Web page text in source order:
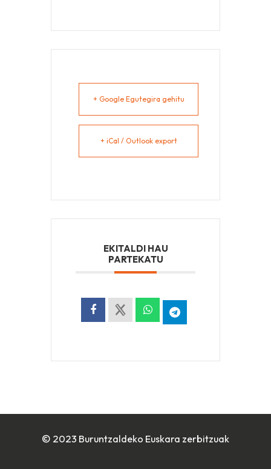
+ Google Egutegira gehitu
+ iCal / Outlook export
EKITALDI HAU
PARTEKATU
© 2023 Buruntzaldeko Euskara zerbitzuak